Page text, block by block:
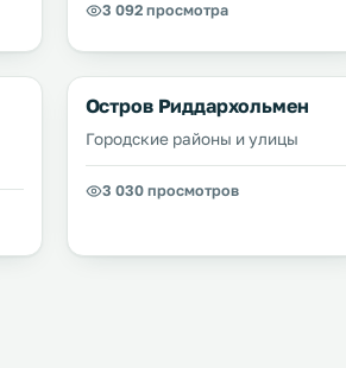
3 092 просмотра
Остров Риддархольмен
Городские районы и улицы
3 030 просмотров